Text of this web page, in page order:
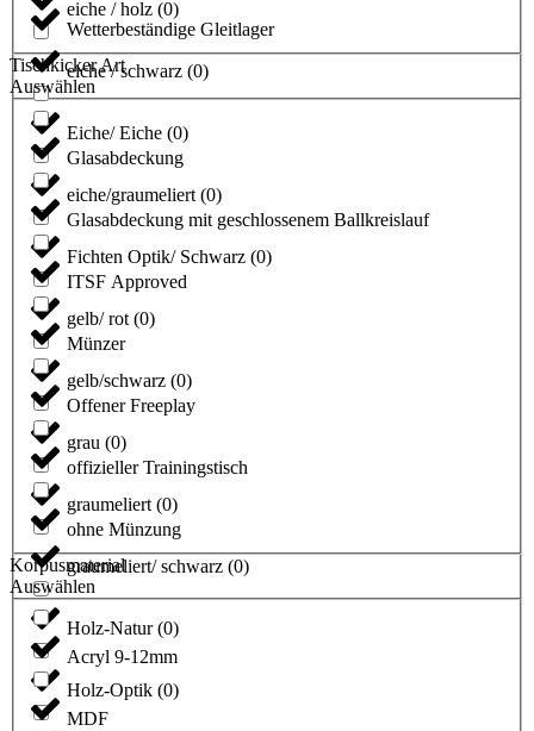
eiche / holz (0)
eiche / schwarz (0)
Eiche/ Eiche (0)
eiche/graumeliert (0)
Fichten Optik/ Schwarz (0)
gelb/ rot (0)
gelb/schwarz (0)
grau (0)
graumeliert (0)
graumeliert/ schwarz (0)
Holz-Natur(0)
Holz-Optik (0)
Wetterbeständige Gleitlager
Tischkicker Art
Auswählen
Glasabdeckung
Glasabdeckung mit geschlossenem Ballkreislauf
ITSF Approved
Münzer
Offener Freeplay
offizieller Trainingstisch
ohne Münzung
Korpusmaterial
Auswählen
Acryl 9-12mm
MDF